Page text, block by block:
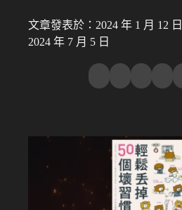
文章發表於：2024 年 1 月 12 日
2024 年 7 月 5 日